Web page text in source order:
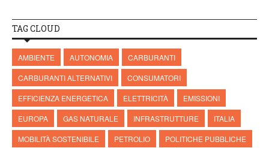
TAG CLOUD
AMBIENTE AUTONOMIA
CARBURANTI
CARBURANTI ALTERNATIVI
CONSUMATORI
EFFICIENZA ENERGETICA
ELETTRICITÀ
EMISSIONI
EUROPA
GAS NATURALE INFRASTRUTTURE
ITALIA
MOBILITÀ SOSTENIBILE
PETROLIO
POLITICHE PUBBLICHE